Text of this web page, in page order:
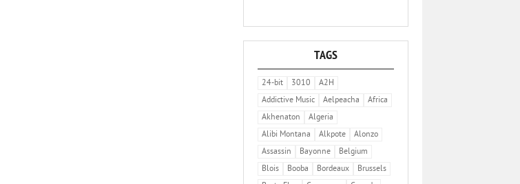
TAGS
24-bit 3010
A2H
Addictive Music
Aelpeacha
Africa
Akhenaton
Algeria
Alibi Montana
Alkpote
Alonzo
Assassin
Bayonne
Belgium
Blois
Booba Bordeaux
Brussels